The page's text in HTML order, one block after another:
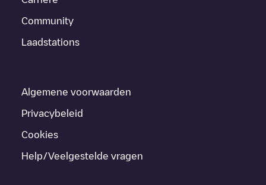
Community
Laadstations
Algemene voorwaarden
Privacybeleid
Cookies
Help/Veelgestelde vragen